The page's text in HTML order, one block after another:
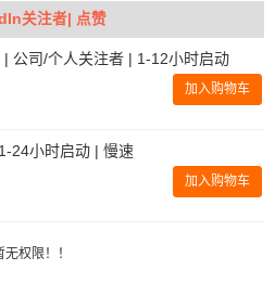
关注者| 点赞
公司/个人关注者 | 1-12小时启动
加入购物车
24小时启动 | 慢速
加入购物车
无权限！！